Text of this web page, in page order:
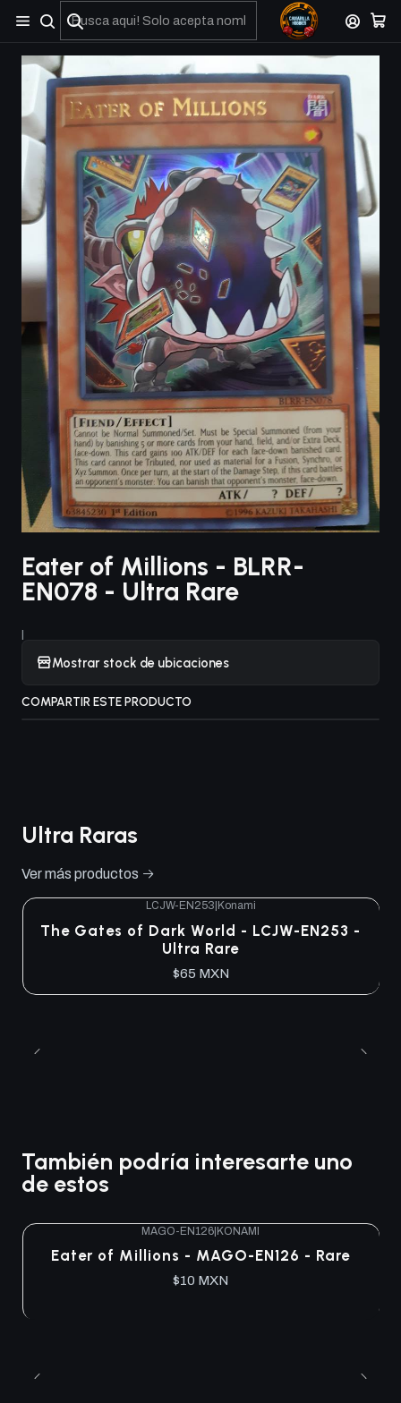
No olviden reportar sus depositos y transferencias por Whatsapp
Eater of Millions - BLRR-
EN078 - Ultra Rare
|
Mostrar stock de ubicaciones
COMPARTIR ESTE PRODUCTO
Ultra Raras
Ver más productos
LCJW-EN253 Konami
The Gates of Dark World - LCJW-EN253 -
Ultra Rare
$65 MXN
También podría interesarte uno
de estos
Agotado
MAGO-EN126|KONAMI
Eater of Millions - MAGO-EN126 - Rare
$10 MXN